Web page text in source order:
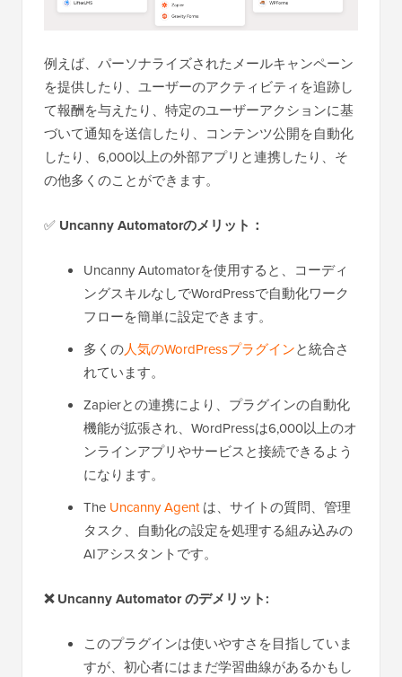
例えば、パーソナライズされたメールキャンペーン
を提供したり、ユーザーのアクティビティを追跡し
て報酬を与えたり、特定のユーザーアクションに基
づいて通知を送信したり、コンテンツ公開を自動化
したり、6,000以上の外部アプリと連携したり、そ
の他多くのことができます。
✅ Uncanny Automatorのメリット：
Uncanny Automatorを使用すると、コーディ
ングスキルなしでWordPressで自動化ワーク
フローを簡単に設定できます。
多くの人気のWordPressプラグインと統合さ
れています。
Zapierとの連携により、プラグインの自動化
機能が拡張され、WordPressは6,000以上のオ
ンラインアプリやサービスと接続できるよう
になります。
The Uncanny Agentは、サイトの質問、管理
タスク、自動化の設定を処理する組み込みの
AIアシスタントです。
❌ Uncanny Automator のデメリット:
このプラグインは使いやすさを目指していま
すが、初心者にはまだ学習曲線があるかもし